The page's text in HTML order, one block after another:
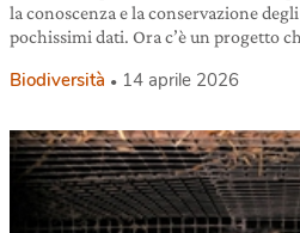
la conoscenza e la conservazione
pochissimi dati. Ora c’è un progetto
Biodiversità 14 aprile 2026